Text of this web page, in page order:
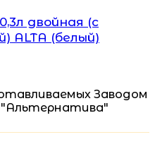
двойная (с
ALTA (белый)
Заводом
"Альтернатива"